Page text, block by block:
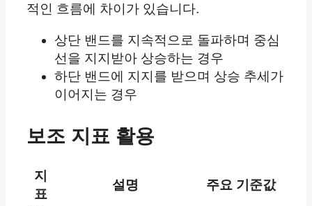
적인 흐름에 차이가 있습니다.
상단 밴드를 지속적으로 돌파하며 중심
선을 지지받아 상승하는 경우
하단 밴드에 지지를 받으며 상승 추세가
이어지는 경우
보조 지표 활용
지
표
설명 주요 기준값